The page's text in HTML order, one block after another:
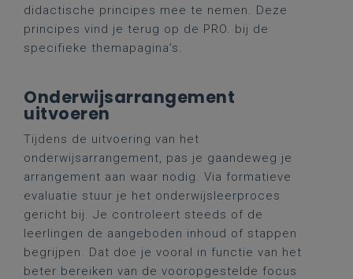
didactische principes mee te nemen. Deze
principes vind je terug op de PRO. bij de
specifieke themapagina’s.
Onderwijsarrangement
uitvoeren
Tijdens de uitvoering van het
onderwijsarrangement, pas je gaandeweg je
arrangement aan waar nodig. Via formatieve
evaluatie stuur je het onderwijsleerproces
gericht bij. Je controleert steeds of de
leerlingen de aangeboden inhoud of stappen
begrijpen. Dat doe je vooral in functie van het
beter bereiken van de vooropgestelde focus